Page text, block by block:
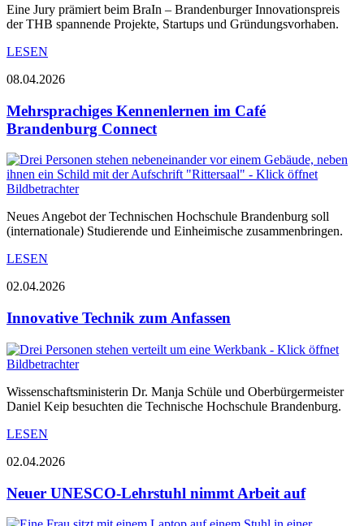
Eine Jury prämiert beim BraIn – Brandenburger Innovationspreis
der THB spannende Projekte, Startups und Gründungsvorhaben.
LESEN
08.04.2026
Mehrsprachiges Kennenlernen im Café
Brandenburg Connect
Neues Angebot der Technischen Hochschule Brandenburg soll
(internationale) Studierende und Einheimische zusammenbringen.
LESEN
02.04.2026
Innovative Technik zum Anfassen
Wissenschaftsministerin Dr. Manja Schüle und Oberbürgermeister
Daniel Keip besuchten die Technische Hochschule Brandenburg.
LESEN
02.04.2026
Neuer UNESCO-Lehrstuhl nimmt Arbeit auf